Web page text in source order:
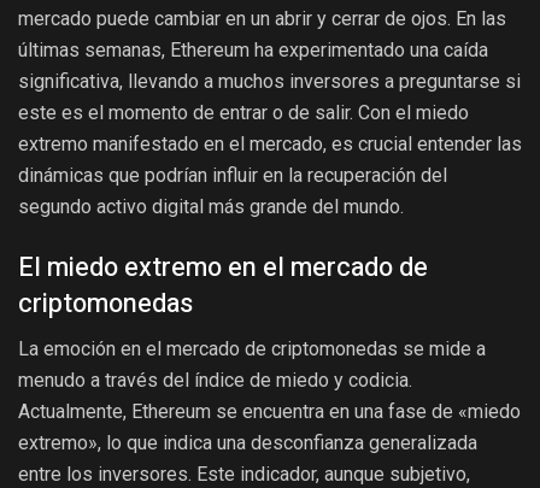
mercado puede cambiar en un abrir y cerrar de ojos. En las
últimas semanas, Ethereum ha experimentado una caída
significativa, llevando a muchos inversores a preguntarse si
este es el momento de entrar o de salir. Con el miedo
extremo manifestado en el mercado, es crucial entender las
dinámicas que podrían influir en la recuperación del
segundo activo digital más grande del mundo.
El miedo extremo en el mercado de
criptomonedas
La emoción en el mercado de criptomonedas se mide a
menudo a través del índice de miedo y codicia.
Actualmente, Ethereum se encuentra en una fase de «miedo
extremo», lo que indica una desconfianza generalizada
entre los inversores. Este indicador, aunque subjetivo,